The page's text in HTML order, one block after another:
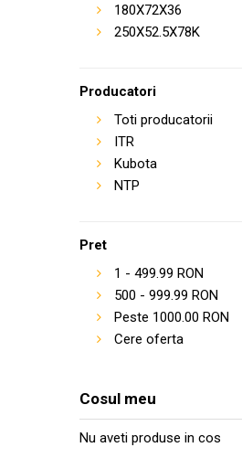
180X72X36
250X52.5X78K
Producatori
Toti producatorii
ITR
Kubota
NTP
Pret
1 - 499.99 RON
500 - 999.99 RON
Peste 1000.00 RON
Cere oferta
Cosul meu
Nu aveti produse in cos